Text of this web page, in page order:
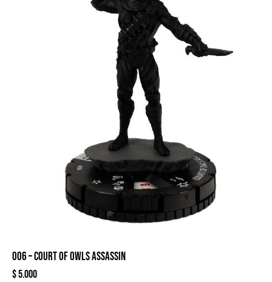
006 – COURT OF OWLS ASSASSIN
$5.000